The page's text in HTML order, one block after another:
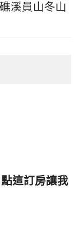
溪員山冬山
點這訂房讓我